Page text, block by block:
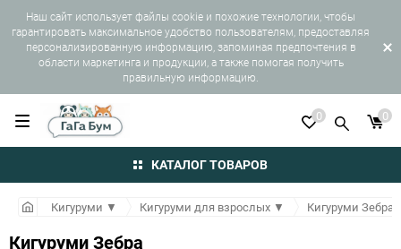
Наш сайт использует файлы cookie и похожие технологии, чтобы
гарантировать максимальное удобство пользователям, предоставляя
персонализированную информацию, запоминая предпочтения в
области маркетинга и продукции, а также помогая получить
правильную информацию.
КАТАЛОГ ТОВАРОВ
0 0
Кигуруми ▼ Кигуруми для взрослых ▼ Кигуруми Зебра
Кигуруми Зебра